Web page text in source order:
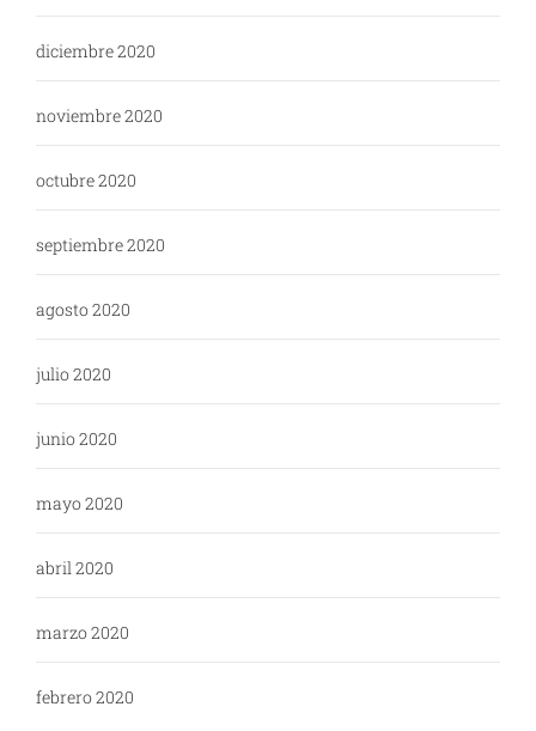
diciembre 2020
noviembre 2020
octubre 2020
septiembre 2020
agosto 2020
julio 2020
junio 2020
mayo 2020
abril 2020
marzo 2020
febrero 2020